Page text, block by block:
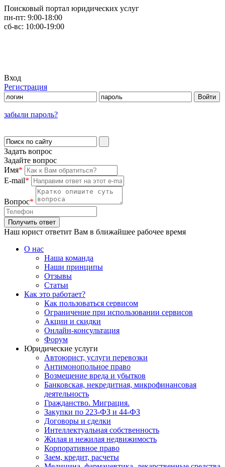
Поисковый портал юридических услуг
пн-пт: 9:00-18:00
сб-вс: 10:00-19:00
Вход
Регистрация
забыли пароль?
Задать вопрос
Задайте вопрос
Имя*
E-mail*
Вопрос*
Наш юрист ответит Вам в ближайшее рабочее время
О нас
Наша команда
Наши принципы
Отзывы
Статьи
Как это работает?
Как пользоваться сервисом
Ограничение при использовании сервисов
Акции и скидки
Онлайн-консультация
Форум
Юридические услуги
Автоюрист, услуги перевозки
Антимонопольное право
Возмещение вреда и убытков
Банковская, некредитная, микрофинансовая
деятельность
Гражданство. Миграция.
Закупки по 223-ФЗ и 44-ФЗ
Договоры и сделки
Интеллектуальная собственность
Жилая и нежилая недвижимость
Корпоративное право
Заем, кредит, расчеты